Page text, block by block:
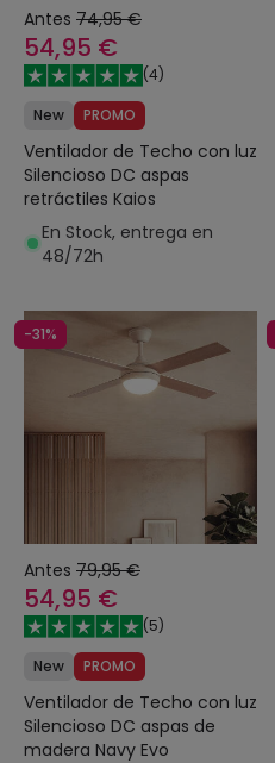
Antes 74,95 €
54,95 €
(4)
New
PROMO
Ventilador de Techo con luz
Silencioso DC aspas
retráctiles Kaios
En Stock, entrega en
48/72h
-31%
Antes 79,95 €
54,95 €
(5)
New
PROMO
Ventilador de Techo con luz
Silencioso DC aspas de
madera Navy Evo